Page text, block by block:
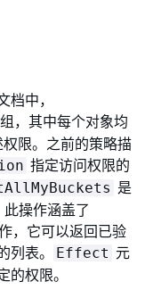
档中，
，其中每个对象均
限。之前的策略描
指定访问权限的
是
操作涵盖了
，它可以返回已验
表。
Effect 元
权限。